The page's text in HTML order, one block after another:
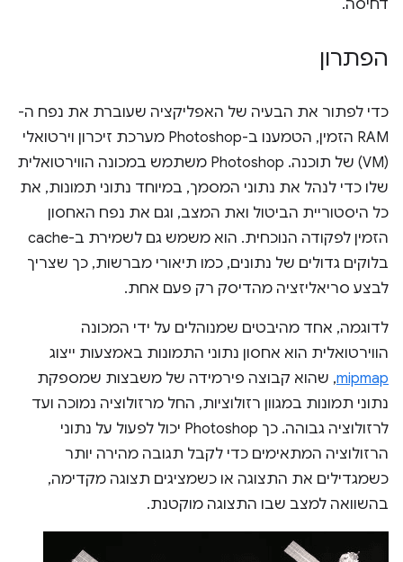
דחיסה.
הפתרון
כדי לפתור את הבעיה של האפליקציה שעוברת את נפח ה-
RAM הזמין, הטמענו ב-Photoshop מערכת זיכרון וירטואלי
(VM) של תוכנה. Photoshop משתמש במכונה הווירטואלית
שלו כדי לנהל את נתוני המסמך, במיוחד נתוני תמונות, את
כל היסטוריית הביטול ואת המצב, וגם את נפח האחסון
הזמין לפקודה הנוכחית. הוא משמש גם לשמירת ב-cache
בלוקים גדולים של נתונים, כמו תיאורי מברשות, כך שצריך
לבצע סריאליזציה מהדיסק רק פעם אחת.
לדוגמה, אחד מהיבטים שמנוהלים על ידי המכונה
הווירטואלית הוא אחסון נתוני התמונות באמצעות ייצוג
mipmap, שהוא קבוצה פירמידה של משבצות שמספקת
נתוני תמונות במגוון רזולוציות, החל מרזולוציה נמוכה ועד
לרזולוציה גבוהה. כך Photoshop יכול לפעול על נתוני
הרזולוציה המתאימים כדי לקבל תגובה מהירה יותר
כשמגדילים את התצוגה או כשמציגים תצוגה מקדימה,
בהשוואה למצב שבו התצוגה מוקטנת.